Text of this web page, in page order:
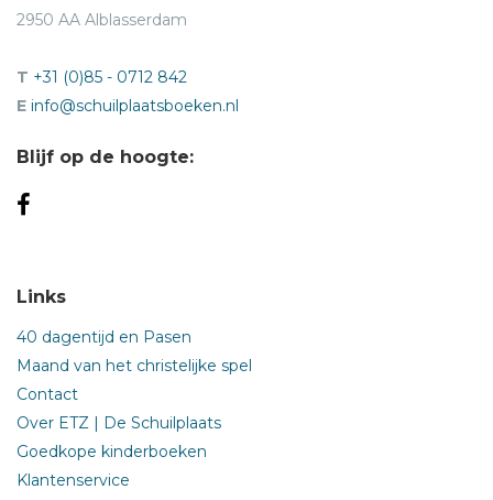
2950 AA Alblasserdam
T +31 (0)85 - 0712 842
E info@schuilplaatsboeken.nl
Blijf op de hoogte:
Links
40 dagentijd en Pasen
Maand van het christelijke spel
Contact
Over ETZ | De Schuilplaats
Goedkope kinderboeken
Klantenservice